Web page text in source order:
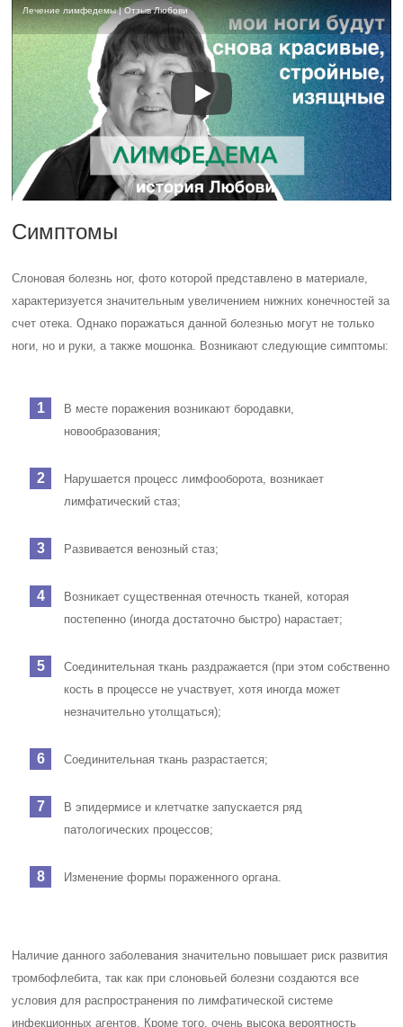
Лечение лимфедемы | Отзыв Любови
Симптомы
Слоновая болезнь ног, фото которой представлено в материале,
характеризуется значительным увеличением нижних конечностей за
счет отека. Однако поражаться данной болезнью могут не только
ноги, но и руки, а также мошонка. Возникают следующие симптомы:
В месте поражения возникают бородавки,
новообразования;
Нарушается процесс лимфооборота, возникает
лимфатический стаз;
Развивается венозный стаз;
Возникает существенная отечность тканей, которая
постепенно (иногда достаточно быстро) нарастает;
Соединительная ткань раздражается (при этом собственно
кость в процессе не участвует, хотя иногда может
незначительно утолщаться);
Соединительная ткань разрастается;
В эпидермисе и клетчатке запускается ряд
патологических процессов;
Изменение формы пораженного органа.
Наличие данного заболевания значительно повышает риск развития
тромбофлебита, так как при слоновьей болезни создаются все
условия для распространения по лимфатической системе
инфекционных агентов. Кроме того, очень высока вероятность